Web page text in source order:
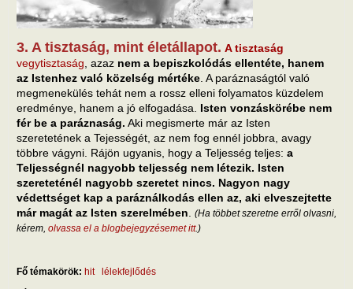
3. A tisztaság, mint életállapot. A tisztaság
vegytisztaság , azaz nem a bepiszkolódás ellentéte, hanem
az Istenhez való közelség mértéke . A paráznaságtól való
megmenekülés tehát nem a rossz elleni folyamatos küzdelem
eredménye, hanem a jó elfogadása. Isten vonzáskörébe nem
fér be a paráznaság. Aki megismerte már az Isten
szeretetének a Tejességét, az nem fog ennél jobbra, avagy
többre vágyni. Rájön ugyanis, hogy a Teljesség teljes: a
Teljességnél nagyobb teljesség nem létezik. Isten
szereteténél nagyobb szeretet nincs. Nagyon nagy
védettséget kap a paráználkodás ellen az, aki elveszejtette
már magát az Isten szerelmében
(Ha többet szeretne erről olvasni,
kérem, olvassa el a blogbejegyzésemet itt.)
Fő témakörök: hit
lélekfejlődés